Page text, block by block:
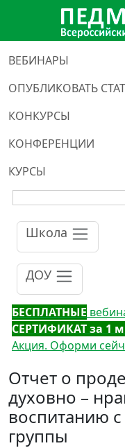
ВЕБИНАРЫ
ОПУБЛИКОВАТЬ
КОНКУРСЫ
КОНФЕРЕНЦИИ
КУРСЫ
Школа
ДОУ
БЕСПЛАТНЫЕ
СЕРТИФИКАТ за 1
Акция. Оформи
Отчет о
духовно –
воспитанию
группы